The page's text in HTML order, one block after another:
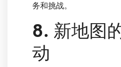
务和挑战。
8. 新地图
动